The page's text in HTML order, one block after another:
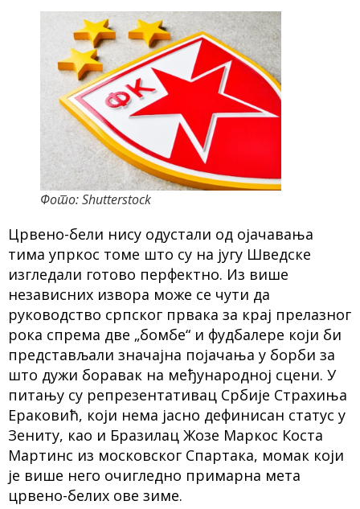
Фото: Shutterstock
Црвено-бели нису одустали од ојачавања
тима упркос томе што су на југу Шведске
изгледали готово перфектно. Из више
независних извора може се чути да
руководство српског првака за крај прелазног
рока спрема две „бомбе“ и фудбалере који би
представљали значајна појачања у борби за
што дужи боравак на међународној сцени. У
питању су репрезентативац Србије Страхиња
Ераковић, који нема јасно дефинисан статус у
Зениту, као и Бразилац Жозе Маркос Коста
Мартинс из московског Спартака, момак који
је више него очигледно примарна мета
црвено-белих ове зиме.